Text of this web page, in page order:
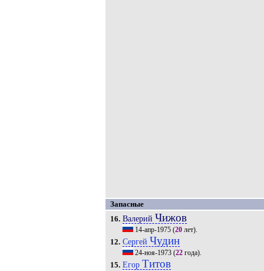
Запасные
16. Валерий Чижов
14-апр-1975(20лет).
12. Сергей Чудин
24-ноя-1973(22года).
15. Егор Титов